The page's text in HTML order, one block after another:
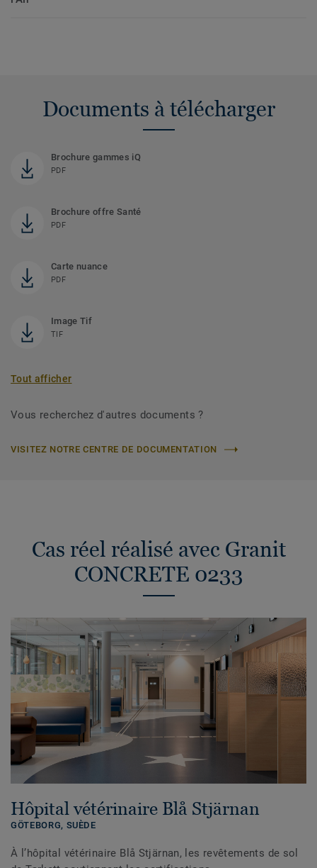
Documents à télécharger
Brochure gammes iQ
PDF
Brochure offre Santé
PDF
Carte nuance
PDF
Image Tif
TIF
Tout afficher
Vous recherchez d'autres documents ?
VISITEZ NOTRE CENTRE DE DOCUMENTATION
Cas réel réalisé avec Granit
CONCRETE 0233
Hôpital vétérinaire Blå Stjärnan
GÖTEBORG, SUÈDE
À l’hôpital vétérinaire Blå Stjärnan, les revêtements de sol